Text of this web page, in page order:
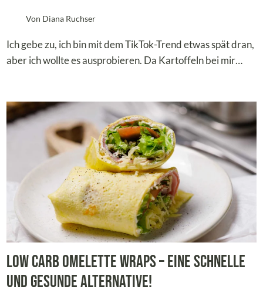
Von Diana Ruchser
Ich gebe zu, ich bin mit dem TikTok-Trend etwas spät dran,
aber ich wollte es ausprobieren. Da Kartoffeln bei mir…
Low Carb Omelette Wraps – Eine schnelle
und gesunde Alternative!